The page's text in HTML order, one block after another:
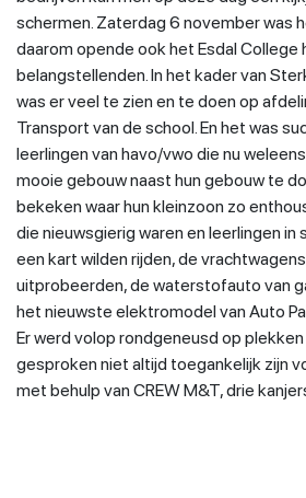
schermen. Zaterdag 6 november was
daarom opende ook het Esdal College
belangstellenden. In het kader van
was er veel te zien en te doen op
Transport van de school. En het was
leerlingen van havo/vwo die nu
mooie gebouw naast hun gebouw te
bekeken waar hun kleinzoon zo
die nieuwsgierig waren en leerlingen in
een kart wilden rijden, de
uitprobeerden, de waterstofauto van
het nieuwste elektromodel van Auto
Er werd volop rondgeneusd op
gesproken niet altijd toegankelijk zijn
met behulp van CREW M&T, drie